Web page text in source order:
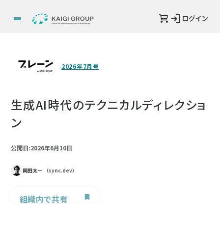
ログイン
2026年7月号
生成AI時代のテクニカルディレクショ
ン
公開日:2026年6月10日
岡田太一 （sync.dev）
組織内で共有